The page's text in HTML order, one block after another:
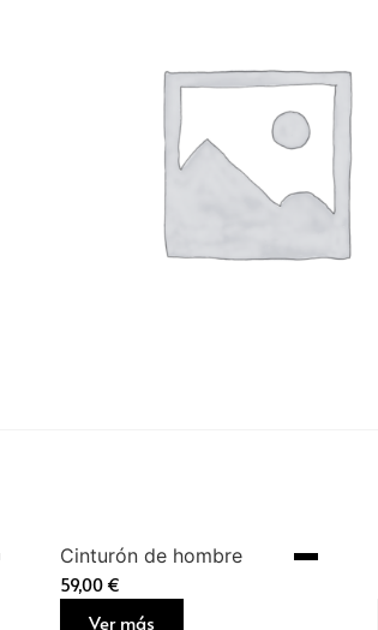
Cinturón de hombre
59,00 €
Ver más